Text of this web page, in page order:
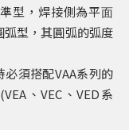
型，焊接側為平⾯
型，其圓弧的弧度
須搭配VAA系列的
、VEC、VED系